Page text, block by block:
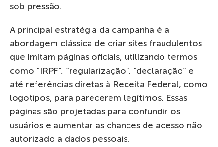
sob pressão.
A principal estratégia da campanha é a
abordagem clássica de criar sites fraudulentos
que imitam páginas oficiais, utilizando termos
como “IRPF”, “regularização”, “declaração” e
até referências diretas à Receita Federal, como
logotipos, para parecerem legítimos. Essas
páginas são projetadas para confundir os
usuários e aumentar as chances de acesso não
autorizado a dados pessoais.